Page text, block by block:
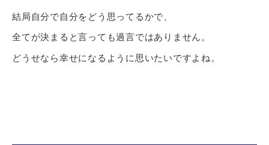
結局自分で自分をどう思ってるかで、
全てが決まると言っても過言ではありません。
どうせなら幸せになるように思いたいですよね。